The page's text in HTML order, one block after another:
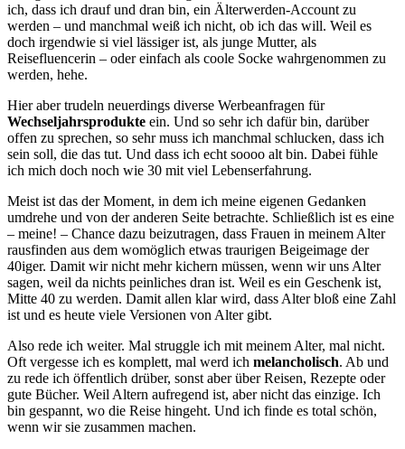
ich, dass ich drauf und dran bin, ein Älterwerden-Account zu
werden – und manchmal weiß ich nicht, ob ich das will. Weil es
doch irgendwie si viel lässiger ist, als junge Mutter, als
Reisefluencerin – oder einfach als coole Socke wahrgenommen zu
werden, hehe.
Hier aber trudeln neuerdings diverse Werbeanfragen für
Wechseljahrsprodukte ein. Und so sehr ich dafür bin, darüber
offen zu sprechen, so sehr muss ich manchmal schlucken, dass ich
sein soll, die das tut. Und dass ich echt soooo alt bin. Dabei fühle
ich mich doch noch wie 30 mit viel Lebenserfahrung.
Meist ist das der Moment, in dem ich meine eigenen Gedanken
umdrehe und von der anderen Seite betrachte. Schließlich ist es eine
– meine! – Chance dazu beizutragen, dass Frauen in meinem Alter
rausfinden aus dem womöglich etwas traurigen Beigeimage der
40iger. Damit wir nicht mehr kichern müssen, wenn wir uns Alter
sagen, weil da nichts peinliches dran ist. Weil es ein Geschenk ist,
Mitte 40 zu werden. Damit allen klar wird, dass Alter bloß eine Zahl
ist und es heute viele Versionen von Alter gibt.
Also rede ich weiter. Mal struggle ich mit meinem Alter, mal nicht.
Oft vergesse ich es komplett, mal werd ich melancholisch. Ab und
zu rede ich öffentlich drüber, sonst aber über Reisen, Rezepte oder
gute Bücher. Weil Altern aufregend ist, aber nicht das einzige. Ich
bin gespannt, wo die Reise hingeht. Und ich finde es total schön,
wenn wir sie zusammen machen.